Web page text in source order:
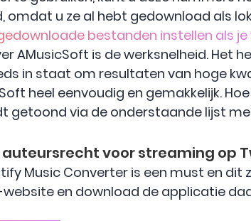
omdat u ze al hebt gedownload als
bestanden instellen als je
AMusicSoft is de werksnelheid. Het
in staat om resultaten van hoge
heel eenvoudig en gemakkelijk.
getoond via de onderstaande lijst
voor streaming op
Music Converter is een must en
en download de applicatie